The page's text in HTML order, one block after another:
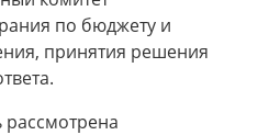
по бюджету и
принятия решения